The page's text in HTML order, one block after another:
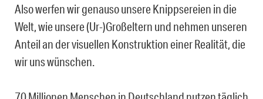
Also werfen wir genauso unsere Knippsereien in die
Welt, wie unsere (Ur-)Großeltern und nehmen unseren
Anteil an der visuellen Konstruktion einer Realität, die
wir uns wünschen.